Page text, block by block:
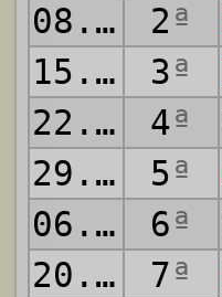
08.09.1991
2ª
15.09.1991
3ª
22.09.1991
4ª
29.09.1991
5ª
06.10.1991
6ª
20.10.1991
7ª